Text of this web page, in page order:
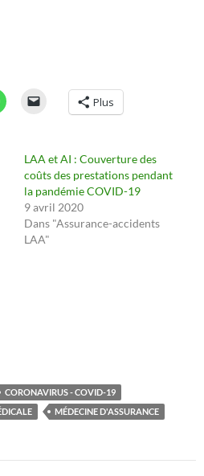
Plus
LAA et AI : Couverture des
coûts des prestations pendant
la pandémie COVID-19
9 avril 2020
Dans "Assurance-accidents
LAA"
CORONAVIRUS - COVID-19
MÉDECINE D'ASSURANCE